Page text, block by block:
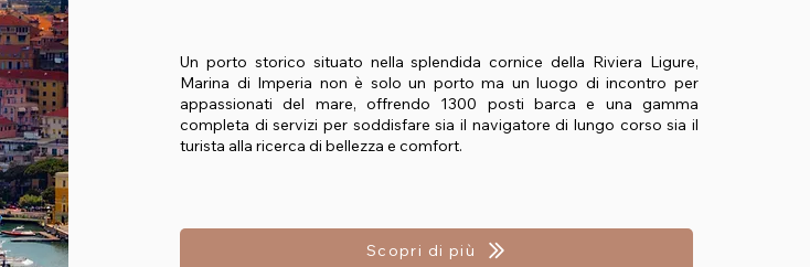
Un porto storico situato nella splendida cornice della Riviera Ligure,
Marina di Imperia non è solo un porto ma un luogo di incontro per
appassionati del mare, offrendo 1300 posti barca e una gamma
completa di servizi per soddisfare sia il navigatore di lungo corso sia il
turista alla ricerca di bellezza e comfort.
Scopri di più